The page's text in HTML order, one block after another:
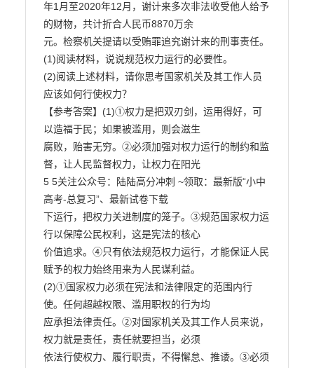
年1月至2020年12月，谢计来多次非法收受他人给予
的财物，共计折合人民币8870万余
元。检察机关提请以受贿罪追究谢计来的刑事责任。
(1)阅读材料，说说规范权力运行的必要性。
(2)阅读上述材料，请你思考国家机关及其工作人员
应该如何行使权力？
【参考答案】(1)①权力是把双刃剑，运用得好，可
以造福于民；如果被滥用，则会滋生
腐败，贻害无穷。②必须加强对权力运行的制约和监
督，让人民监督权力，让权力在阳光
5 5关注公众号：陆陆高分冲刺 ~领取：最新版“小中
高考-总复习”、最新试卷下载
下运行，把权力关进制度的笼子。③规范国家权力运
行以保障公民权利，这是宪法的核心
价值追求。④只有依法规范权力运行，才能保证人民
赋予的权力始终用来为人民谋利益。
(2)①国家权力必须在宪法和法律限定的范围内行
使。任何超越权限、滥用职权的行为均
应承担法律责任。②对国家机关及其工作人员来说，
权力就是责任，责任就要担当，必须
依法行使权力、履行职责，不得懈怠、推诿。③必须